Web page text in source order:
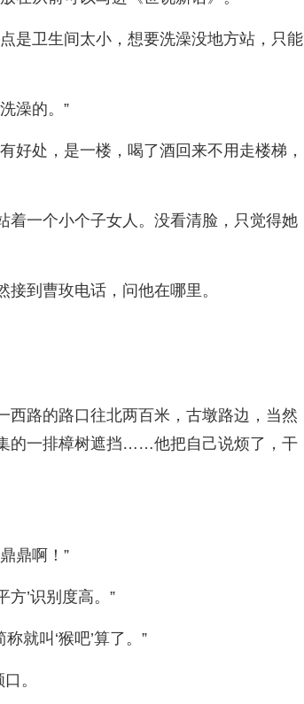
是卫生间太小，想要洗澡没地方站，只能
澡的。”
好处，是一楼，喝了酒回来不用走楼梯，
着一个小个子女人。没看清脸，只觉得她
到曹玫电话，问他在哪里。
西路的路口往北两百米，古墩路边，当然
的一排樟树遮挡……他把自己说烦了，干
鼎啊！”
方’识别度高。”
就叫‘猴吧’算了。”
。